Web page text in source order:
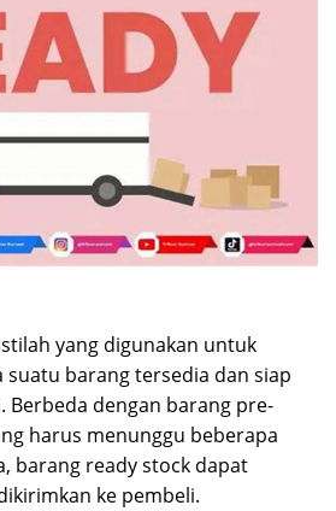
yang digunakan untuk
suatu barang tersedia dan siap
Berbeda dengan barang pre-
harus menunggu beberapa
barang ready stock dapat
ke pembeli.